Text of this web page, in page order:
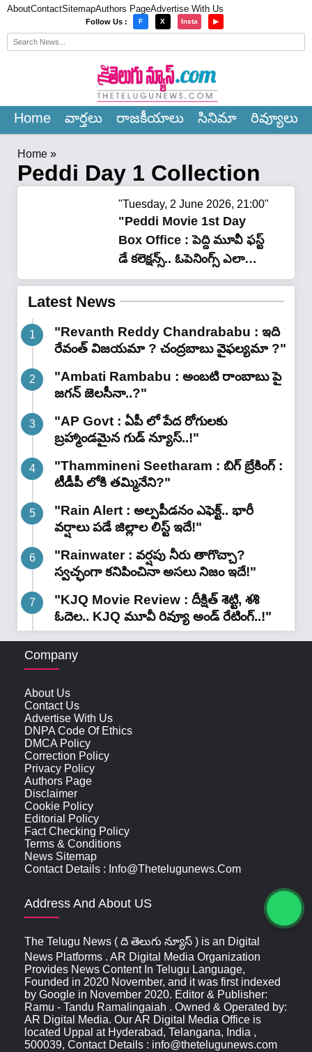
AboutContactSitemapAuthors PageAdvertise With Us
Follow Us : F X Insta ▶
Home వార్త‌లు రాజ‌కీయాలు సినిమా రివ్యూలు
Home »
Peddi Day 1 Collection
"Tuesday, 2 June 2026, 21:00"
"Peddi Movie 1st Day
Box Office : పెద్ది మూవీ ఫస్ట్
డే కలెక్షన్స్.. ఓపెనింగ్స్ ఎలా
ఉండొచ్చు..?"
Latest News
"Revanth Reddy Chandrababu : ఇది
రేవంత్ విజయమా ? చంద్రబాబు వైఫల్యమా ?"
"Ambati Rambabu : అంబటి రాంబాబు పై
జగన్ జెలసీనా..?"
"AP Govt : ఏపీ లో పేద రోగులకు
బ్రహ్మాండమైన గుడ్ న్యూస్..!"
"Thammineni Seetharam : బిగ్ బ్రేకింగ్ :
టీడీపీ లోకి తమ్మినేని?"
"Rain Alert : అల్పపీడనం ఎఫెక్ట్.. భారీ
వర్షాలు పడే జిల్లాల లిస్ట్ ఇదే!"
"Rainwater : వర్షపు నీరు తాగొచ్చా?
స్వచ్ఛంగా కనిపించినా అసలు నిజం ఇదే!"
"KJQ Movie Review : దీక్షిత్ శెట్టి, శశి
ఓదెల.. KJQ మూవీ రివ్యూ అండ్ రేటింగ్‌..!"
Company
About Us
Contact Us
Advertise With Us
DNPA Code Of Ethics
DMCA Policy
Correction Policy
Privacy Policy
Authors Page
Disclaimer
Cookie Policy
Editorial Policy
Fact Checking Policy
Terms & Conditions
News Sitemap
Contact Details : Info@thetelugunews.com
Address And About US
The Telugu News ( ది తెలుగు న్యూస్‌ ) is an Digital
News Platforms . AR Digital Media Organization
Provides News Content In Telugu Language,
Founded in 2020 November, and it was first indexed
by Google in November 2020. Editor & Publisher:
Ramu - Tandu Ramalingaiah . Owned & Operated by:
AR Digital Media. Our AR Digital Media Office is
located Uppal at Hyderabad, Telangana, India ,
500039, Contact Details : info@thetelugunews.com